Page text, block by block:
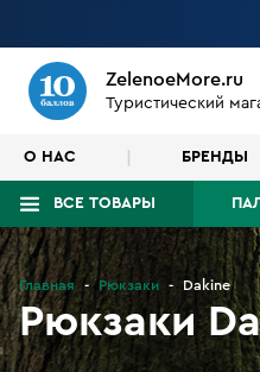
ZelenoeMore.ru
Туристический
О НАС БРЕНДЫ
ВСЕ ТОВАРЫ
Что будем искать?
Главная
Рюкзаки Dakine
Рюкзаки